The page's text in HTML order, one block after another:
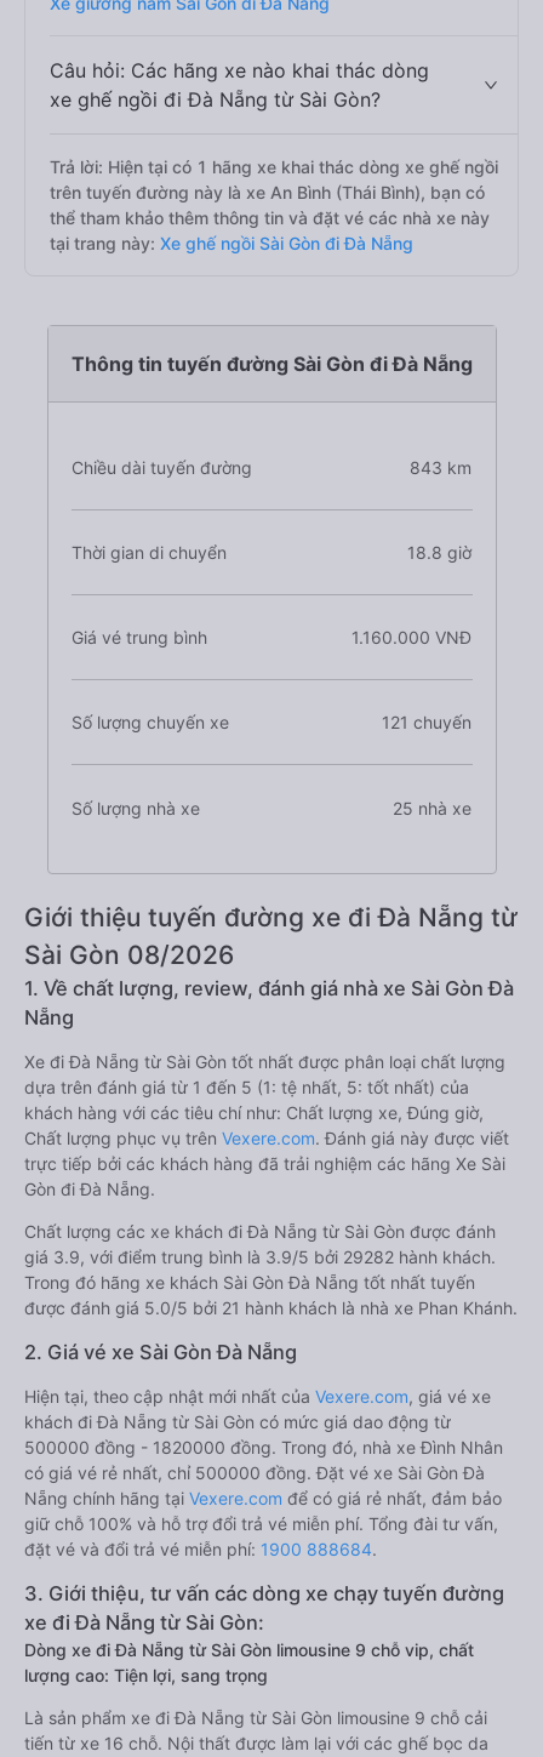
Câu hỏi: Các hãng xe nào khai thác dòng
xe ghế ngồi đi Đà Nẵng từ Sài Gòn?
Trả lời: Hiện tại có 1 hãng xe khai thác dòng xe ghế ngồi
trên tuyến đường này là xe An Bình (Thái Bình), bạn có
thể tham khảo thêm thông tin và đặt vé các nhà xe này
tại trang này: Xe ghế ngồi Sài Gòn đi Đà Nẵng
Thông tin tuyến đường Sài Gòn đi Đà Nẵng
Chiều dài tuyến đường 843 km
Thời gian di chuyển 18.8 giờ
Giá vé trung bình 1.160.000 VNĐ
Số lượng chuyến xe 121 chuyến
Số lượng nhà xe 25 nhà xe
Giới thiệu tuyến đường xe đi Đà Nẵng từ
Sài Gòn 08/2026
1. Về chất lượng, review, đánh giá nhà xe Sài Gòn Đà
Nẵng
Xe đi Đà Nẵng từ Sài Gòn tốt nhất được phân loại chất lượng
dựa trên đánh giá từ 1 đến 5 (1: tệ nhất, 5: tốt nhất) của
khách hàng với các tiêu chí như: Chất lượng xe, Đúng giờ,
Chất lượng phục vụ trên Vexere.com. Đánh giá này được viết
trực tiếp bởi các khách hàng đã trải nghiệm các hãng Xe Sài
Gòn đi Đà Nẵng.
Chất lượng các xe khách đi Đà Nẵng từ Sài Gòn được đánh
giá 3.9, với điểm trung bình là 3.9/5 bởi 29282 hành khách.
Trong đó hãng xe khách Sài Gòn Đà Nẵng tốt nhất tuyến
được đánh giá 5.0/5 bởi 21 hành khách là nhà xe Phan Khánh.
2. Giá vé xe Sài Gòn Đà Nẵng
Hiện tại, theo cập nhật mới nhất của Vexere.com, giá vé xe
khách đi Đà Nẵng từ Sài Gòn có mức giá dao động từ
500000 đồng - 1820000 đồng. Trong đó, nhà xe Đình Nhân
có giá vé rẻ nhất, chỉ 500000 đồng. Đặt vé xe Sài Gòn Đà
Nẵng chính hãng tại Vexere.com để có giá rẻ nhất, đảm bảo
giữ chỗ 100% và hỗ trợ đổi trả vé miễn phí. Tổng đài tư vấn,
đặt vé và đổi trả vé miễn phí: 1900 888684.
3. Giới thiệu, tư vấn các dòng xe chạy tuyến đường
xe đi Đà Nẵng từ Sài Gòn:
Dòng xe đi Đà Nẵng từ Sài Gòn limousine 9 chỗ vip, chất
lượng cao: Tiện lợi, sang trọng
Là sản phẩm xe đi Đà Nẵng từ Sài Gòn limousine 9 chỗ cải
tiến từ xe 16 chỗ. Nội thất được làm lại với các ghế bọc da